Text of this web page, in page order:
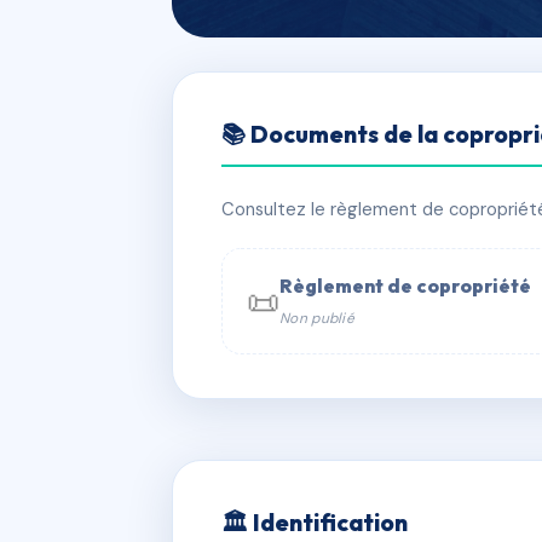
SYNDICAT
📍 RN 198 ROUTE DU VILLAGE 20221
📞 Contacter Syndic Digital
📚 Documents de la
Consultez le règlement de
📜Règlement de copropriété
Non publié
🏛 Identification